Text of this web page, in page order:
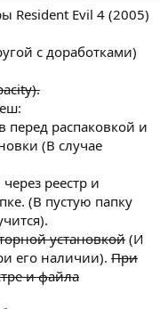
Resident Evil 4 (2005)
с доработками)
распаковкой и
(В случае
реестр и
(В пустую папку
установкой (И
его наличии). При
и файла